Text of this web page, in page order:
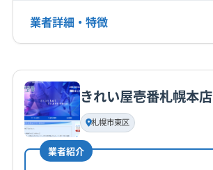
電話番号
050-5530-4002
公式HP
公式サイトを見る
業者詳細・特徴
基本情報
代表者名
石井幸治
所在地
きれい屋壱番札幌本店
札幌市東区
業者紹介